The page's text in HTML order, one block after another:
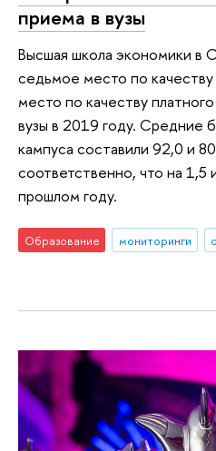
приема в вузы
Высшая школа экономики в
седьмое место по
место по качеству
вузы в 2019 году. Средние
кампуса составили 92,0 и
соответственно, что на 1,5
прошлом году.
Образование мониторинги